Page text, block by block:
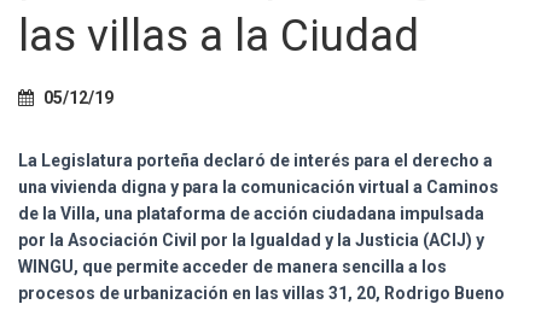
Ó
las villas a la Ciudad
05/12/19
La Legislatura porteña declaró de interés para el derecho a
una vivienda digna y para la comunicación virtual a Caminos
de la Villa, una plataforma de acción ciudadana impulsada
por la Asociación Civil por la Igualdad y la Justicia (ACIJ) y
WINGU, que permite acceder de manera sencilla a los
procesos de urbanización en las villas 31, 20, Rodrigo Bueno